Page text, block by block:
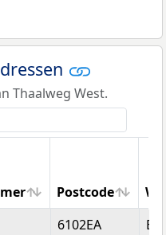
Thaalweg West.
Postcode
Postcode
6102EA